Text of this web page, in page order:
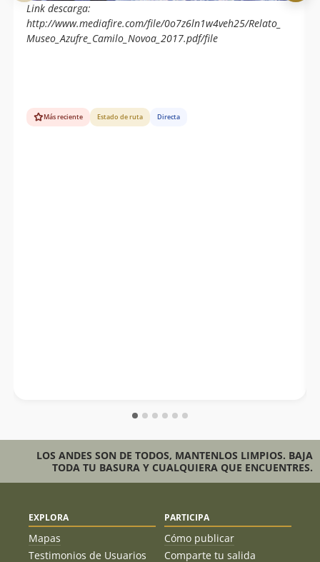
Link descarga:
http://www.mediafire.com/file/0o7z6ln1w4veh25/Relato_
Museo_Azufre_Camilo_Novoa_2017.pdf/file
Más reciente Estado de ruta Directa
LOS ANDES SON DE TODOS, MANTENLOS LIMPIOS. BAJA
TODA TU BASURA Y CUALQUIERA QUE ENCUENTRES.
EXPLORA
Mapas
Testimonios de Usuarios
PARTICIPA
Cómo publicar
Comparte tu salida